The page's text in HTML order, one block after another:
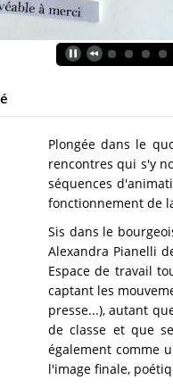
Plongée dans le
rencontres qui s'y
séquences
fonctionnement de
Sis dans le
Alexandra Pianelli
Espace de travail
captant les
presse...), autant
de classe et que
également comme
l'image finale,